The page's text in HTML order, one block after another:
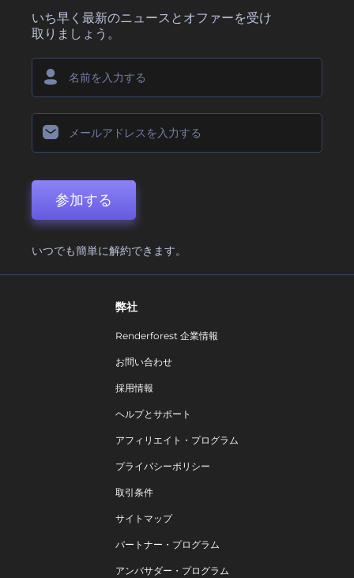
いち早く最新のニュースとオファーを受け
取りましょう。
参加する
いつでも簡単に解約できます。
弊社
Renderforest 企業情報
お問い合わせ
採用情報
ヘルプとサポート
アフィリエイト・プログラム
プライバシーポリシー
取引条件
サイトマップ
パートナー・プログラム
アンバサダー・プログラム